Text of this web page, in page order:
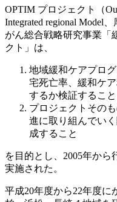
OPTIM プロジェクト（
Integrated regional Model
がん総合戦略研究事業「
クト」は、
地域緩和ケアプロ
宅死亡率、緩和ケ
するか検証すること
プロジェクトその
進に取り組んでい
成すること
を目的とし、2005年か
実施された。
平成20年度から22年度に